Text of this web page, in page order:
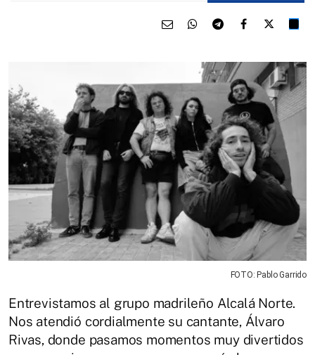
FOTO: Pablo Garrido
Entrevistamos al grupo madrileño Alcalá Norte.
Nos atendió cordialmente su cantante, Álvaro
Rivas, donde pasamos momentos muy divertidos